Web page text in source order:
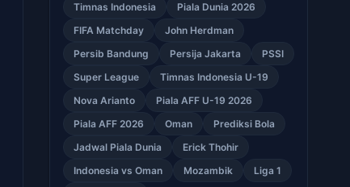
Timnas Indonesia
Piala Dunia 2026
FIFA Matchday
John Herdman
Persib Bandung
Persija Jakarta
PSSI
Super League
Timnas Indonesia U-19
Nova Arianto
Piala AFF U-19 2026
Piala AFF 2026
Oman
Prediksi Bola
Jadwal Piala Dunia
Erick Thohir
Indonesia vs Oman
Mozambik
Liga 1